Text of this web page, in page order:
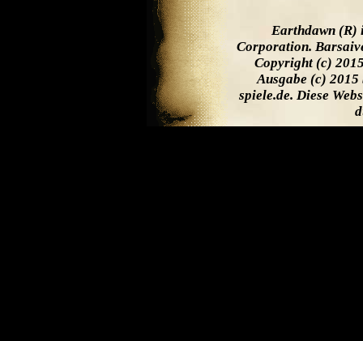
Earthdawn (R)
Corporation.
Copyright (c)
Ausgabe (c) 2015
spiele.de. Diese